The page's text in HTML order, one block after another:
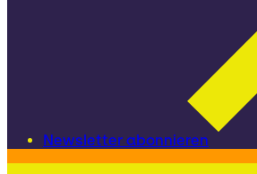
Newsletter abonnieren